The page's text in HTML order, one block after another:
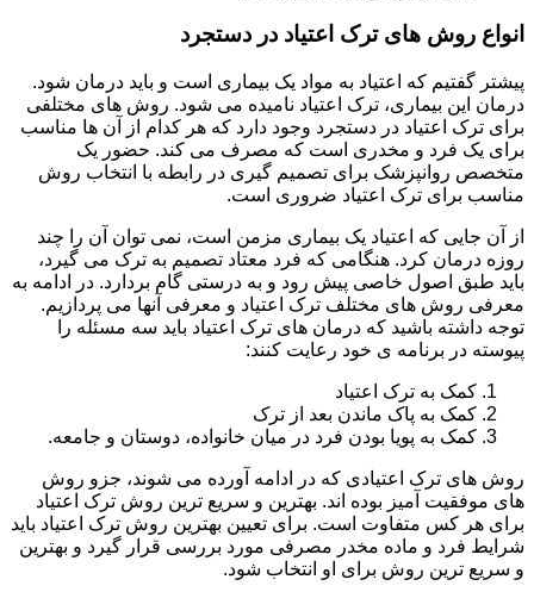
انواع روش های ترک اعتیاد در دستجرد
پیشتر گفتیم که اعتیاد به مواد یک بیماری است و باید درمان شود.
درمان این بیماری، ترک اعتیاد نامیده می شود. روش های مختلفی
برای ترک اعتیاد در دستجرد وجود دارد که هر کدام از آن ها مناسب
برای یک فرد و مخدری است که مصرف می کند. حضور یک
متخصص روانپزشک برای تصمیم گیری در رابطه با انتخاب روش
مناسب برای ترک اعتیاد ضروری است.
از آن جایی که اعتیاد یک بیماری مزمن است، نمی توان آن را چند
روزه درمان کرد. هنگامی که فرد معتاد تصمیم به ترک می گیرد،
باید طبق اصول خاصی پیش رود و به درستی گام بردارد. در ادامه به
معرفی روش های مختلف ترک اعتیاد و معرفی آنها می پردازیم.
توجه داشته باشید که درمان های ترک اعتیاد باید سه مسئله را
پیوسته در برنامه ی خود رعایت کنند:
کمک به ترک اعتیاد
کمک به پاک ماندن بعد از ترک
کمک به پویا بودن فرد در میان خانواده، دوستان و جامعه.
روش های ترک اعتیادی که در ادامه آورده می شوند، جزو روش
های موفقیت آمیز بوده اند. بهترین و سریع ترین روش ترک اعتیاد
برای هر کس متفاوت است. برای تعیین بهترین روش ترک اعتیاد باید
شرایط فرد و ماده مخدر مصرفی مورد بررسی قرار گیرد و بهترین
و سریع ترین روش برای او انتخاب شود.